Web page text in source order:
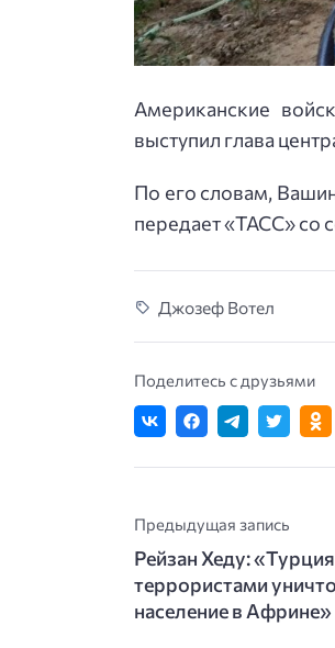
Американские
выступил глава
По его словам,
передает «ТАСС» со
Джозеф Вотел
Поделитесь с друзьями
Предыдущая запись
Рейзан Хеду:
террористами
население в Африне»